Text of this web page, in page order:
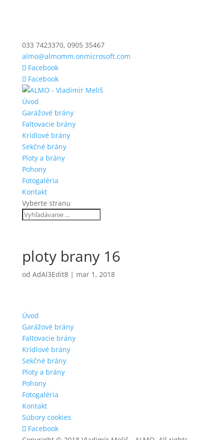
033 7423370, 0905 35467
almo@almomm.onmicrosoft.com
Facebook
Facebook
Úvod
Garážové brány
Faltovacie brány
Krídlové brány
Sekčné brány
Ploty a brány
Pohony
Fotogaléria
Kontakt
Vyberte stranu
ploty brany 16
od AdAl3Edit8| mar 1, 2018
Úvod
Garážové brány
Faltovacie brány
Krídlové brány
Sekčné brány
Ploty a brány
Pohony
Fotogaléria
Kontakt
Súbory cookies
Facebook